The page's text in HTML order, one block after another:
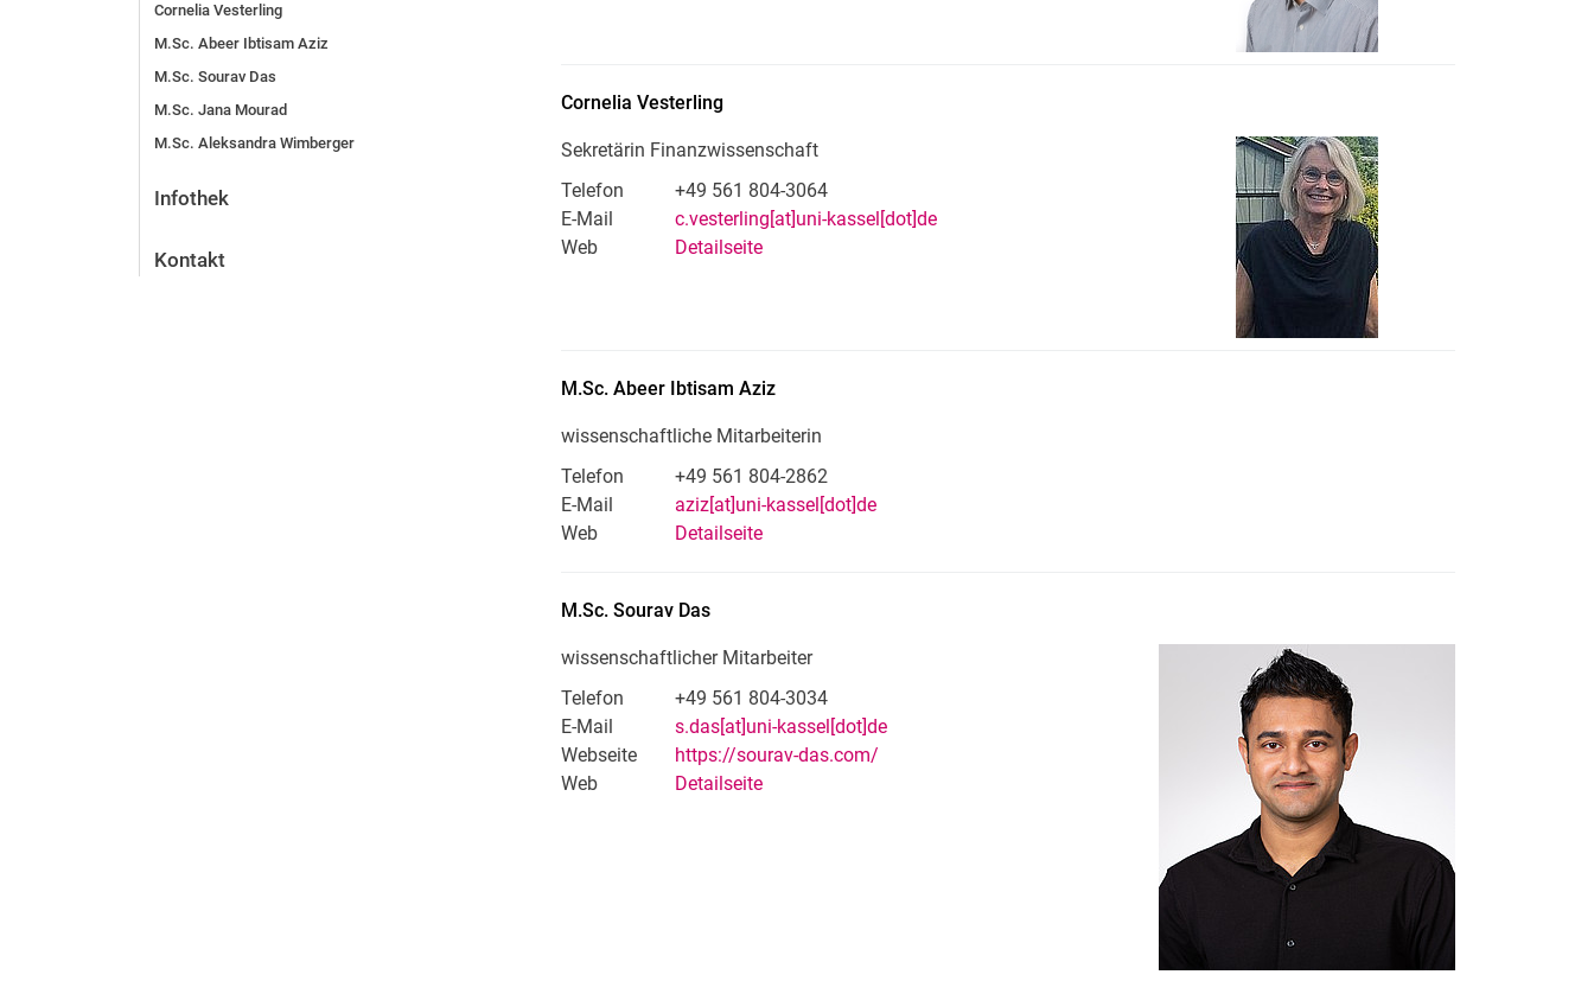
Cornelia Vesterling
M.Sc. Abeer Ibtisam Aziz
M.Sc. Sourav Das
M.Sc. Jana Mourad
M.Sc. Aleksandra Wimberger
Infothek
Kontakt
CorneliaVesterling
Sekretärin Finanzwissenschaft
Telefon
+49 561 804-3064
E-Mail
c.vesterling[at]uni-kassel[dot]de
Web
Detailseite
M.Sc.Abeer IbtisamAziz
wissenschaftliche Mitarbeiterin
Telefon
+49 561 804-2862
E-Mail
aziz[at]uni-kassel[dot]de
Web
Detailseite
M.Sc.Sourav Das
wissenschaftlicher Mitarbeiter
Telefon
+49 561 804-3034
E-Mail
s.das[at]uni-kassel[dot]de
Webseite
https://sourav-das.com/
Web
Detailseite